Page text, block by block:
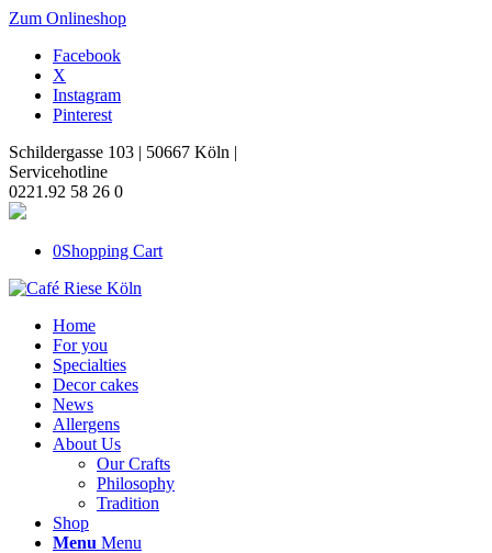
Zum Onlineshop
Facebook
X
Instagram
Pinterest
Schildergasse 103 | 50667 Köln |
Servicehotline
0221.92 58 26 0
0Shopping Cart
Home
For you
Specialties
Decor cakes
News
Allergens
About Us
Our Crafts
Philosophy
Tradition
Shop
Menu Menu